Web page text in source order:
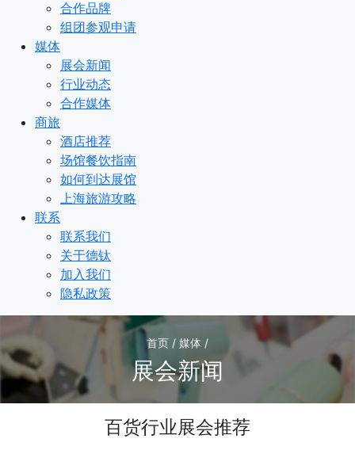
合作品牌
组团参观申请
媒体
展会新闻
行业动态
合作媒体
商旅
酒店推荐
场馆餐饮指南
如何到达展馆
上海旅游攻略
联系
联系我们
关于德钛
加入我们
隐私政策
首页 / 媒体 /
展会新闻
百货行业展会推荐